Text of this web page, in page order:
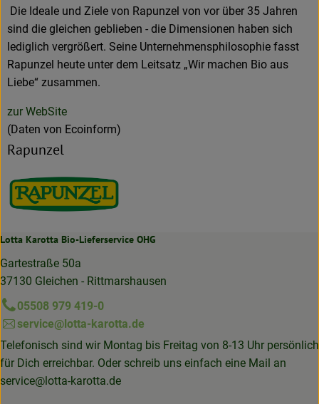
Die Ideale und Ziele von Rapunzel von vor über 35 Jahren
sind die gleichen geblieben - die Dimensionen haben sich
lediglich vergrößert. Seine Unternehmensphilosophie fasst
Rapunzel heute unter dem Leitsatz „Wir machen Bio aus
Liebe“ zusammen.
zur WebSite
(Daten von Ecoinform)
Rapunzel
Lotta Karotta Bio-Lieferservice OHG
Gartestraße 50a
37130 Gleichen - Rittmarshausen
05508 979 419-0
service@lotta-karotta.de
Telefonisch sind wir Montag bis Freitag von 8-13 Uhr persönlich
für Dich erreichbar. Oder schreib uns einfach eine Mail an
service@lotta-karotta.de